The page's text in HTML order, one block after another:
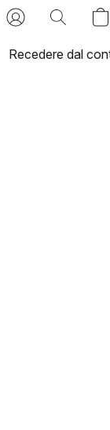
Recedere dal